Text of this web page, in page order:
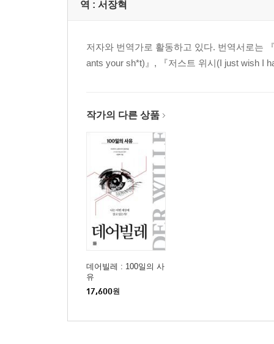
역 : 서장혁
저자와 번역가로 활동하고 있다. 번역서로는
ants your sh*t)』, 『저스트 위시(I just wish I
작가의 다른 상품
데어빌레 : 100일의 사
유
17,600원